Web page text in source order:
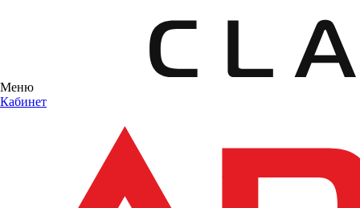
Меню
Кабинет